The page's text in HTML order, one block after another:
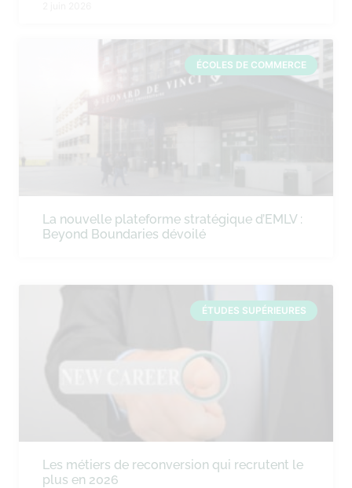
ÉCOLES DE COMMERCE
La nouvelle plateforme stratégique d’EMLV :
Beyond Boundaries dévoilé
ÉTUDES SUPÉRIEURES
Les métiers de reconversion qui recrutent le
plus en 2026